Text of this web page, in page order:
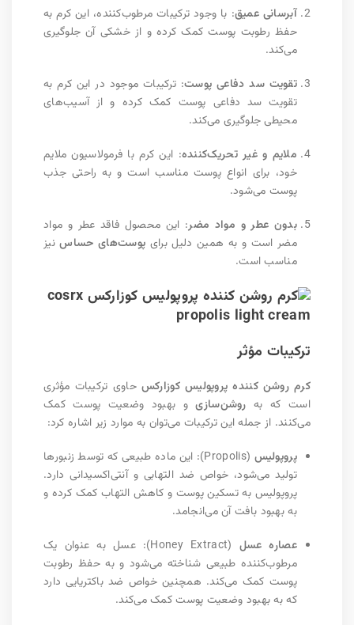
آبرسانی عمیق: با وجود ترکیبات مرطوب‌کننده، این کرم به
حفظ رطوبت پوست کمک کرده و از خشکی آن جلوگیری
می‌کند.
تقویت سد دفاعی پوست: ترکیبات موجود در این کرم به
تقویت سد دفاعی پوست کمک کرده و از آسیب‌های
محیطی جلوگیری می‌کند.
ملایم و غیر تحریک‌کننده: این کرم با فرمولاسیون ملایم
خود، برای انواع پوست مناسب است و به راحتی جذب
پوست می‌شود.
بدون عطر و مواد مضر: این محصول فاقد عطر و مواد
مضر است و به همین دلیل برای پوست‌های حساسنیز
مناسب است.
ترکیبات مؤثر
کرم روشن کننده پروپولیس کوزارکس حاوی ترکیبات مؤثری
است که به روشن‌سازیو بهبود وضعیت پوست کمک
می‌کنند. از جمله این ترکیبات می‌توان به موارد زیر اشاره کرد:
پروپولیس
(Propolis): این ماده طبیعی که توسط زنبورها
تولید می‌شود، خواص ضد التهابی و آنتی‌اکسیدانی دارد.
پروپولیس به تسکین پوست و کاهش التهاب کمک کرده و
به بهبود بافت آن می‌انجامد.
عصاره عسل
(Honey Extract): عسل به عنوان یک
مرطوب‌کننده طبیعی شناخته می‌شود و به حفظ رطوبت
پوست کمک می‌کند. همچنین خواص ضد باکتریایی دارد
که به بهبود وضعیت پوست کمک می‌کند.